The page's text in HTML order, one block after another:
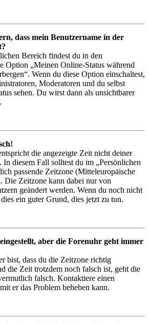
dass mein Benutzername in der
Bereich findest du in den
Option „Meinen Online-Status während
Wenn du diese Option einschaltest,
Moderatoren und du selbst
sehen. Du wirst dann als unsichtbarer
die angezeigte Zeit nicht deiner
In diesem Fall solltest du im „Persönlichen
passende Zeitzone (Mitteleuropäische
Die Zeitzone kann dabei nur von
geändert werden. Wenn du noch nicht
ein guter Grund, dies jetzt zu tun.
aber die Forenuhr geht immer
bist, dass du die Zeitzone richtig
die Zeit trotzdem noch falsch ist, geht die
falsch. Kontaktiere einen
er das Problem beheben kann.